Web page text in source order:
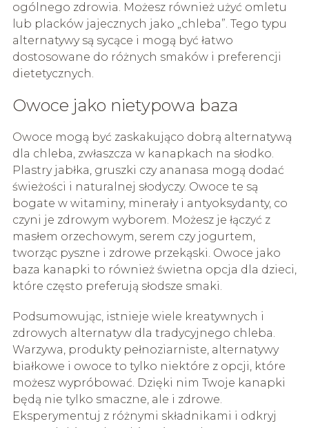
ogólnego zdrowia. Możesz również użyć omletu
lub placków jajecznych jako „chleba”. Tego typu
alternatywy są sycące i mogą być łatwo
dostosowane do różnych smaków i preferencji
dietetycznych.
Owoce jako nietypowa baza
Owoce mogą być zaskakująco dobrą alternatywą
dla chleba, zwłaszcza w kanapkach na słodko.
Plastry jabłka, gruszki czy ananasa mogą dodać
świeżości i naturalnej słodyczy. Owoce te są
bogate w witaminy, minerały i antyoksydanty, co
czyni je zdrowym wyborem. Możesz je łączyć z
masłem orzechowym, serem czy jogurtem,
tworząc pyszne i zdrowe przekąski. Owoce jako
baza kanapki to również świetna opcja dla dzieci,
które często preferują słodsze smaki.
Podsumowując, istnieje wiele kreatywnych i
zdrowych alternatyw dla tradycyjnego chleba.
Warzywa, produkty pełnoziarniste, alternatywy
białkowe i owoce to tylko niektóre z opcji, które
możesz wypróbować. Dzięki nim Twoje kanapki
będą nie tylko smaczne, ale i zdrowe.
Eksperymentuj z różnymi składnikami i odkryj